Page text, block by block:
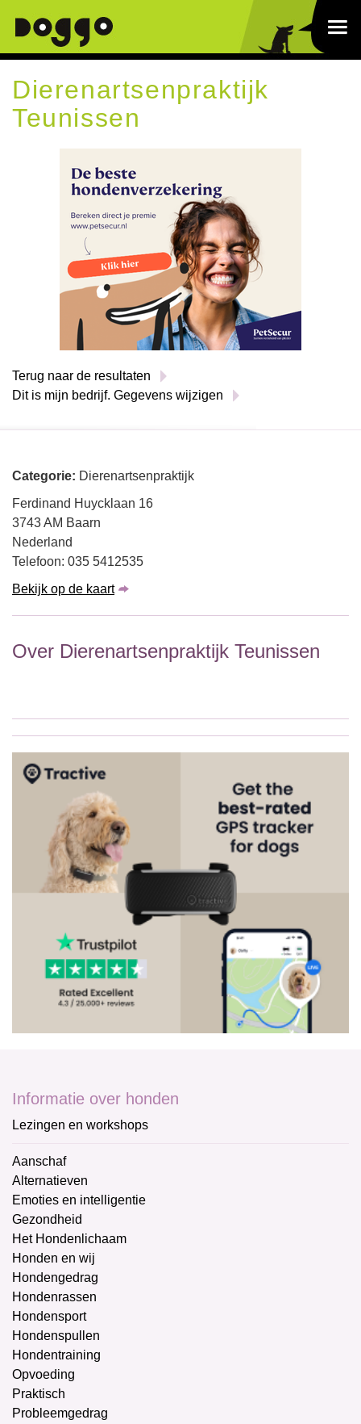
Dierenartsenpraktijk
Teunissen
Terug naar de resultaten
Dit is mijn bedrijf. Gegevens wijzigen
Categorie: Dierenartsenpraktijk
Ferdinand Huycklaan 16
3743 AM Baarn
Nederland
Telefoon: 035 5412535
Bekijk op de kaart
Over Dierenartsenpraktijk Teunissen
Informatie over honden
Lezingen en workshops
Aanschaf
Alternatieven
Emoties en intelligentie
Gezondheid
Het Hondenlichaam
Honden en wij
Hondengedrag
Hondenrassen
Hondensport
Hondenspullen
Hondentraining
Opvoeding
Praktisch
Probleemgedrag